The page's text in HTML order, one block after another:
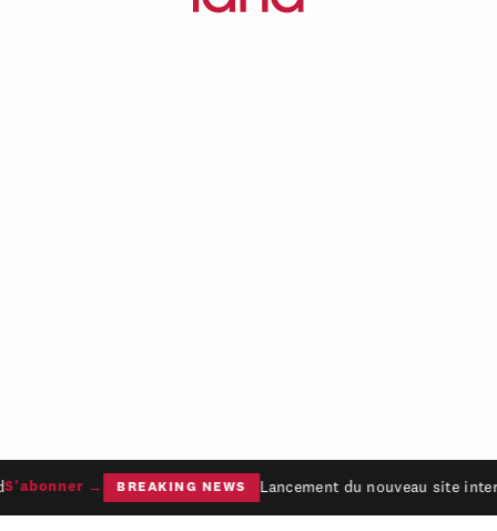
→ BREAKING NEWS Lancement du nouveau site